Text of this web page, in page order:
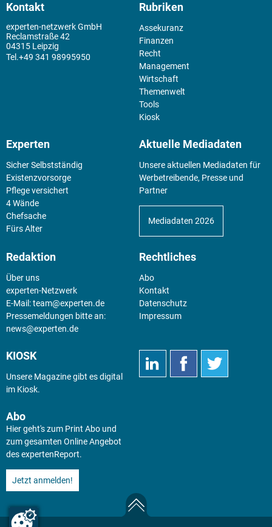
Kontakt
experten-netzwerk GmbH
Reclamstraße 42
04315 Leipzig
+49 341 98995950
Rubriken
Assekuranz
Finanzen
Recht
Management
Wirtschaft
Themenwelt
Tools
Kiosk
Experten
Sicher Selbstständig
Existenz­vorsorge
Pflege versichert
4 Wände
Chefsache
Fürs Alter
Aktuelle Mediadaten
Unsere aktuellen Mediadaten für
Werbetreibende, Presse und
Partner
Mediadaten 2026
Redaktion
Über uns
experten-Netzwerk
E-Mail:team@experten.de
Pressemeldungen bitte an:
news@experten.de
Rechtliches
Abo
Kontakt
Datenschutz
Impressum
KIOSK
Unsere Magazine gibt es digital
im Kiosk.
Abo
Hier geht's zum Print Abo und
zum gesamten Online Angebot
des expertenReport.
Jetzt anmelden!